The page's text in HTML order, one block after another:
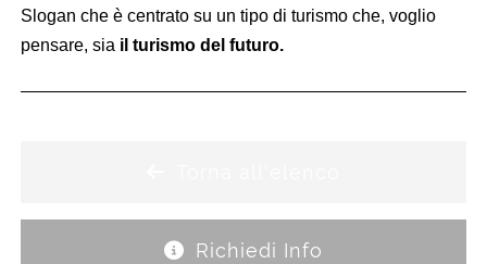
Slogan che è centrato su un tipo di turismo che, voglio
pensare, sia il turismo del futuro.
Richiedi Info